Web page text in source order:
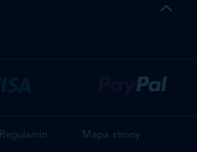
Regulamin Mapa strony